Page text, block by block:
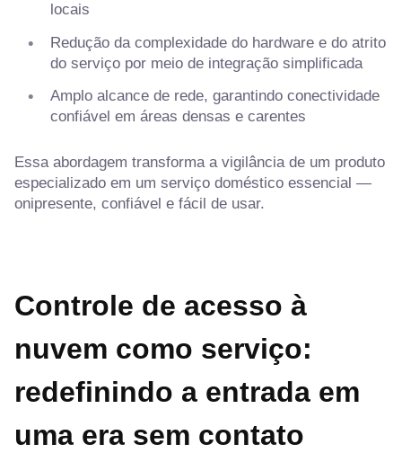
locais
Redução da complexidade do hardware e do atrito
do serviço por meio de integração simplificada
Amplo alcance de rede, garantindo conectividade
confiável em áreas densas e carentes
Essa abordagem transforma a vigilância de um produto
especializado em um serviço doméstico essencial —
onipresente, confiável e fácil de usar.
Controle de acesso à
nuvem como serviço:
redefinindo a entrada em
uma era sem contato